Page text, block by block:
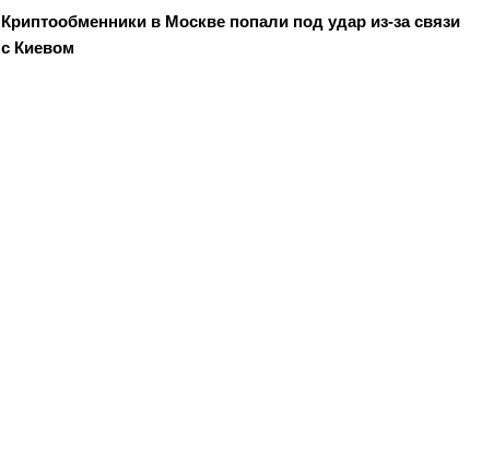
Криптообменники в Москве попали под удар из-за связи
с Киевом